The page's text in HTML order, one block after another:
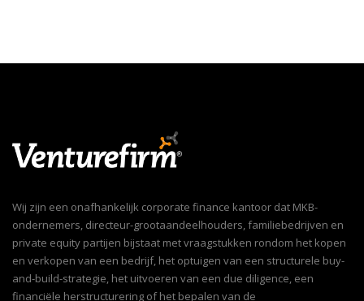
Wij zijn een onafhankelijk corporate finance kantoor dat MKB-
ondernemers, directeur-grootaandeelhouders, familiebedrijven en
private equity partijen bijstaat met vraagstukken rondom het kopen
en verkopen van een bedrijf, het optuigen van een structurele buy-
and-build-strategie, het uitvoeren van een due diligence, een
financiële herstructurering of het bepalen van de